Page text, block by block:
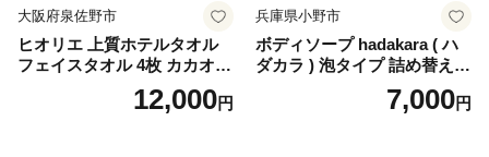
大阪府泉佐野市
ヒオリエ 上質ホテルタオル
フェイスタオル 4枚 カカオ
【タオル 泉州タオル 吸水 普
段使い 無地 シンプル 日用品
12,000円
兵庫県小野市
ボディソープ hadakara ( ハ
ダカラ ) 泡タイプ 詰め替え 4
40ml×4袋 ボディーソープ 泡
ボディソープ 泡 日用品 消耗
7,000円